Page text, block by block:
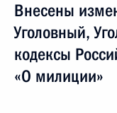
Внесены
Уголовный,
кодексы
«О милиции»